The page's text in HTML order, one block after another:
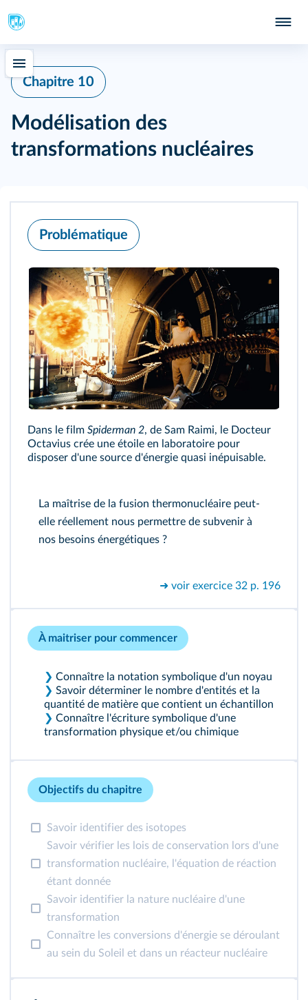
Chapitre 10
Modélisation des
transformations nucléaires
Problématique
Dans le film Spiderman 2, de Sam Raimi, le Docteur
Octavius crée une étoile en laboratoire pour
disposer d'une source d'énergie quasi inépuisable.
La maîtrise de la fusion thermonucléaire peut-
elle réellement nous permettre de subvenir à
nos besoins énergétiques ?
➜ voir exercice 32 p. 196
À maitriser pour commencer
❯ Connaître la notation symbolique d'un noyau
❯ Savoir déterminer le nombre d'entités et la
quantité de matière que contient un échantillon
❯ Connaître l'écriture symbolique d'une
transformation physique et/ou chimique
Objectifs du chapitre
Savoir identifier des isotopes
Savoir vérifier les lois de conservation lors d'une
transformation nucléaire, l'équation de réaction
étant donnée
Savoir identifier la nature nucléaire d'une
transformation
Connaître les conversions d'énergie se déroulant
au sein du Soleil et dans un réacteur nucléaire